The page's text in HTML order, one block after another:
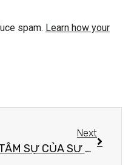
spam. Learn how your
Next
TÂM SỰ CỦA SƯ PHỤ GỬI UYÊN